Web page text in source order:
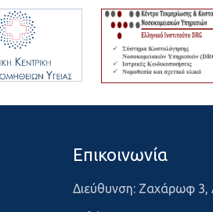
Επικοινωνία
Διεύθυνση: Ζαχάρωφ 3,